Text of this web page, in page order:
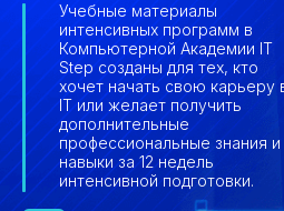
Учебные материалы
интенсивных программ в
Компьютерной Академии IT
Step созданы для тех, кто
хочет начать свою карьеру
IT или желает получить
дополнительные
профессиональные знания и
навыки за 12 недель
интенсивной подготовки.